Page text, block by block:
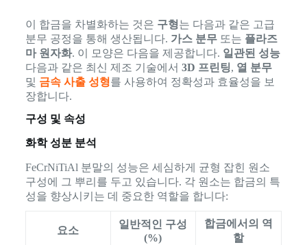
이 합금을 차별화하는 것은 구형는 다음과 같은 고급
분무 공정을 통해 생산됩니다. 가스 분무또는 플라즈
마 원자화. 이 모양은 다음을 제공합니다. 일관된 성능
다음과 같은 최신 제조 기술에서 3D 프린팅, 열 분무
및 금속 사출 성형를 사용하여 정확성과 효율성을 보
장합니다.
구성 및 속성
화학 성분 분석
FeCrNiTiAl 분말의 성능은 세심하게 균형 잡힌 원소
구성에 그 뿌리를 두고 있습니다. 각 원소는 합금의 특
성을 향상시키는 데 중요한 역할을 합니다:
요소
일반적인 구성
(%)
합금에서의 역
할